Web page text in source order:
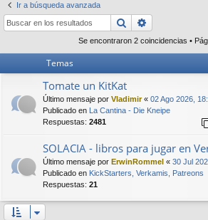
do
s
Ir a búsqueda avanzada
Buscar
Se encontraron 2 coincidencias •
Temas
Tomate un KitKat
Último mensaje por Vladimir« 02 Ago 2026,
Publicado en La Cantina - Die Kneipe
Respuestas: 2481
SOLACIA - libros para jugar en
Último mensaje por ErwinRommel « 30 Jul
Publicado en KickStarters, Verkamis, Patreons
Respuestas: 21